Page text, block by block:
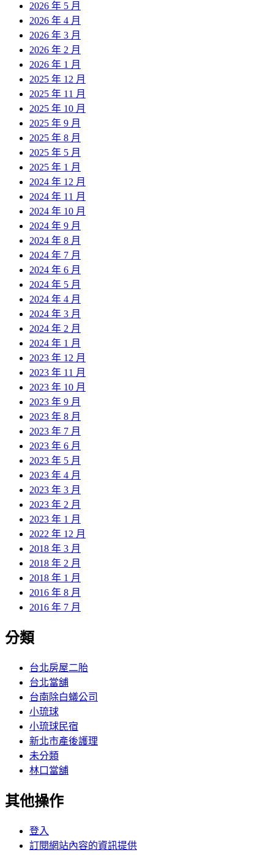
2026 年 5 月
2026 年 4 月
2026 年 3 月
2026 年 2 月
2026 年 1 月
2025 年 12 月
2025 年 11 月
2025 年 10 月
2025 年 9 月
2025 年 8 月
2025 年 5 月
2025 年 1 月
2024 年 12 月
2024 年 11 月
2024 年 10 月
2024 年 9 月
2024 年 8 月
2024 年 7 月
2024 年 6 月
2024 年 5 月
2024 年 4 月
2024 年 3 月
2024 年 2 月
2024 年 1 月
2023 年 12 月
2023 年 11 月
2023 年 10 月
2023 年 9 月
2023 年 8 月
2023 年 7 月
2023 年 6 月
2023 年 5 月
2023 年 4 月
2023 年 3 月
2023 年 2 月
2023 年 1 月
2022 年 12 月
2018 年 3 月
2018 年 2 月
2018 年 1 月
2016 年 8 月
2016 年 7 月
分類
台北房屋二胎
台北當舖
台南除白蟻公司
小琉球
小琉球民宿
新北市產後護理
未分類
林口當舖
其他操作
登入
訂閱網站內容的資訊提供